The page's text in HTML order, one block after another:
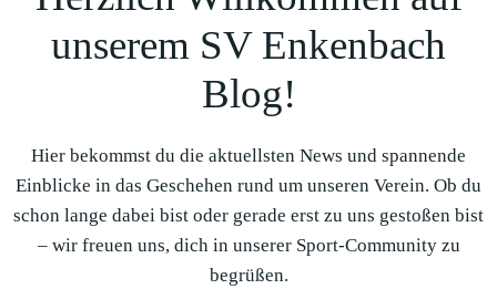
unserem SV Enkenbach
Blog!
Hier bekommst du die aktuellsten News und spannende
Einblicke in das Geschehen rund um unseren Verein. Ob du
schon lange dabei bist oder gerade erst zu uns gestoßen bist
– wir freuen uns, dich in unserer Sport-Community zu
begrüßen.